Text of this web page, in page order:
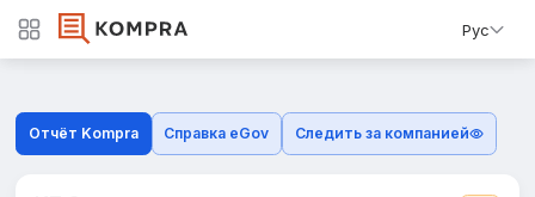
Рус
Отчёт Kompra Справка eGov Следить за компанией